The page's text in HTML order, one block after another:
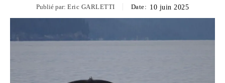
Publié par: Eric GARLETTI Date: 10 juin 2025